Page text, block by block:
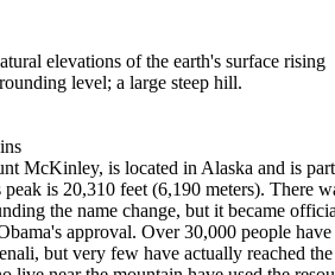
elevations of the earth's surface rising
level; a large steep hill.
McKinley, is located in Alaska and is
is 20,310 feet (6,190 meters). There
the name change, but it became
approval. Over 30,000 people have
but very few have actually reached the